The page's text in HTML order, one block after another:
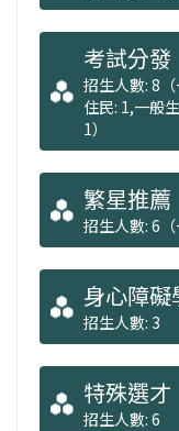
考試分發
招生人數: 8
住民: 1,一般
1）
繁星推薦
招生人數: 6（
身心障礙
招生人數: 3
特殊選才
招生人數: 6